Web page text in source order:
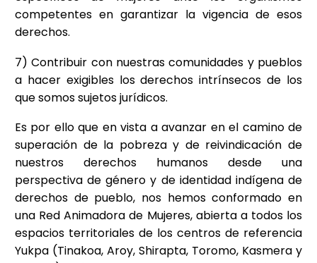
competentes en garantizar la vigencia de esos
derechos.
7) Contribuir con nuestras comunidades y pueblos
a hacer exigibles los derechos intrínsecos de los
que somos sujetos jurídicos.
Es por ello que en vista a avanzar en el camino de
superación de la pobreza y de reivindicación de
nuestros derechos humanos desde una
perspectiva de género y de identidad indígena de
derechos de pueblo, nos hemos conformado en
una Red Animadora de Mujeres, abierta a todos los
espacios territoriales de los centros de referencia
Yukpa (Tinakoa, Aroy, Shirapta, Toromo, Kasmera y